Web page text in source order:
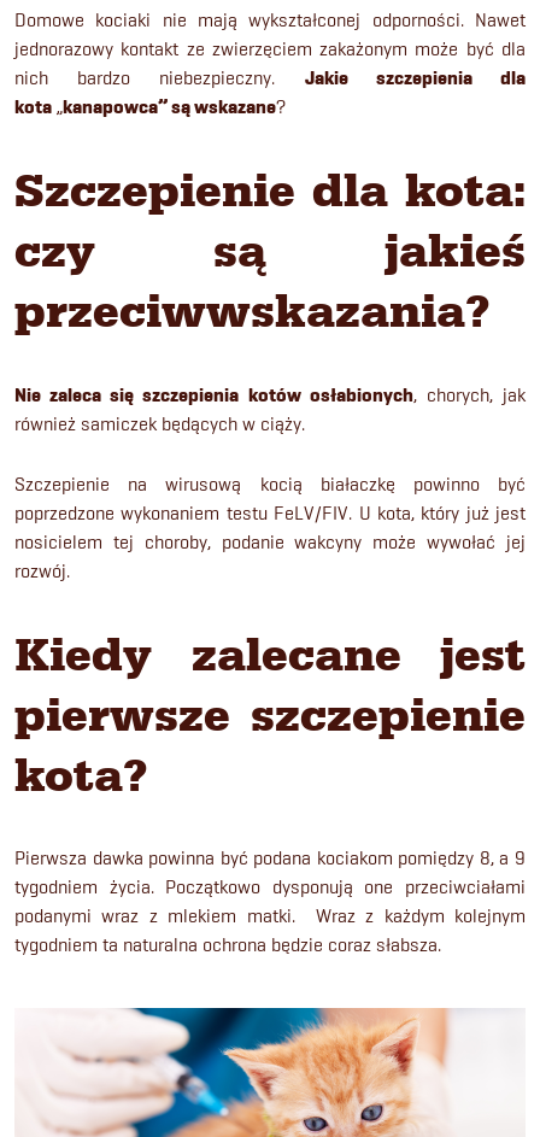
Domowe kociaki nie mają wykształconej odporności. Nawet
jednorazowy kontakt ze zwierzęciem zakażonym może być dla
nich bardzo niebezpieczny.
Jakie szczepienia dla
kota „kanapowca” są wskazane?
Szczepienie dla kota:
czy są jakieś
przeciwwskazania?
Nie zaleca się szczepienia kotów osłabionych, chorych, jak
również samiczek będących w ciąży.
Szczepienie na wirusową kocią białaczkę powinno być
poprzedzone wykonaniem testu FeLV/FIV. U kota, który już jest
nosicielem tej choroby, podanie wakcyny może wywołać jej
rozwój.
Kiedy zalecane jest
pierwsze szczepienie
kota?
Pierwsza dawka powinna być podana kociakom pomiędzy 8, a 9
tygodniem życia. Początkowo dysponują one przeciwciałami
podanymi wraz z mlekiem matki. Wraz z każdym kolejnym
tygodniem ta naturalna ochrona będzie coraz słabsza.